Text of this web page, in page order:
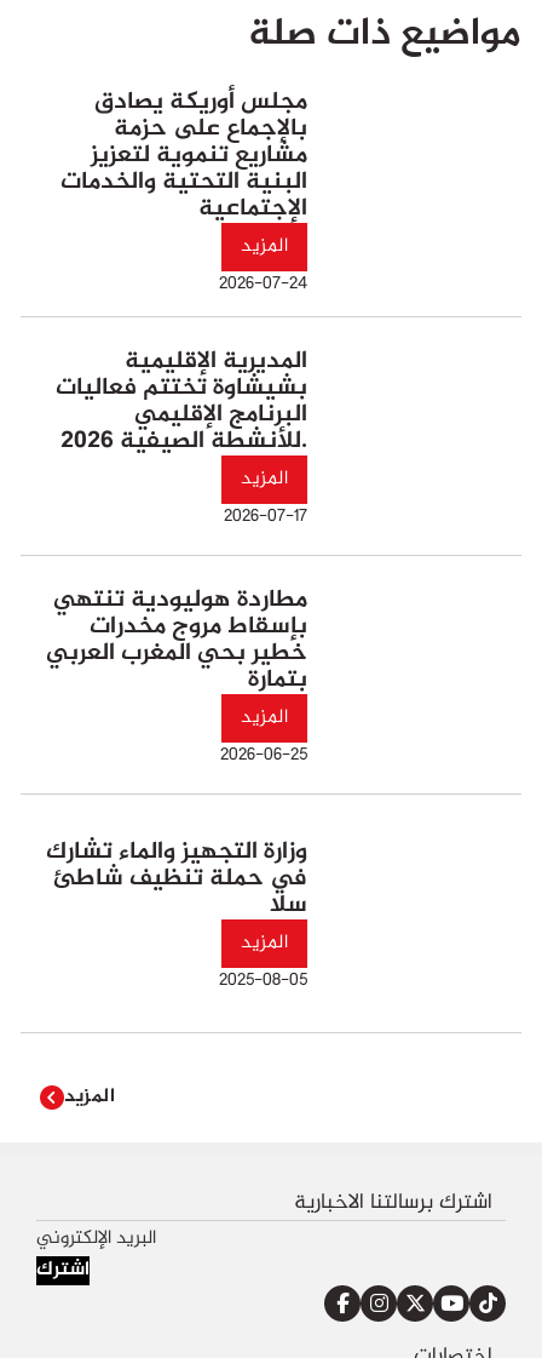
مواضيع ذات صلة
مجلس أوريكة يصادق
بالإجماع على حزمة
مشاريع تنموية لتعزيز
البنية التحتية والخدمات
الإجتماعية
المزيد
2026-07-24
المديرية الإقليمية
بشيشاوة تختتم فعاليات
البرنامج الإقليمي
للأنشطة الصيفية 2026.
المزيد
2026-07-17
مطاردة هوليودية تنتهي
بإسقاط مروج مخدرات
خطير بحي المغرب العربي
بتمارة
المزيد
2026-06-25
وزارة التجهيز والماء تشارك
في حملة تنظيف شاطئ
سلا
المزيد
2025-08-05
المزيد
اشترك برسالتنا الاخبارية
اشترك